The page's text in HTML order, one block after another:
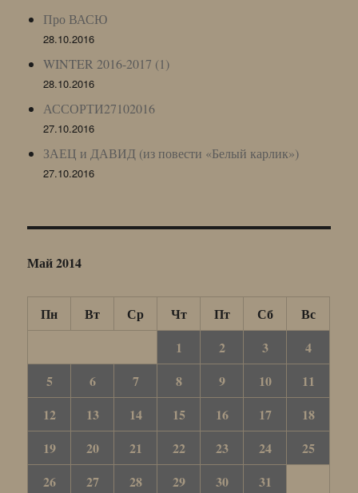
Про ВАСЮ
28.10.2016
WINTER 2016-2017 (1)
28.10.2016
АССОРТИ27102016
27.10.2016
ЗАЕЦ и ДАВИД (из повести «Белый карлик»)
27.10.2016
Май 2014
Пн Вт Ср Чт Пт Сб
Вс
1
2 3
4
5
6 7 8 9 10
11
12
13 14 15 16 17
18
19
20 21 22 23 24
25
26
27 28 29 30 31